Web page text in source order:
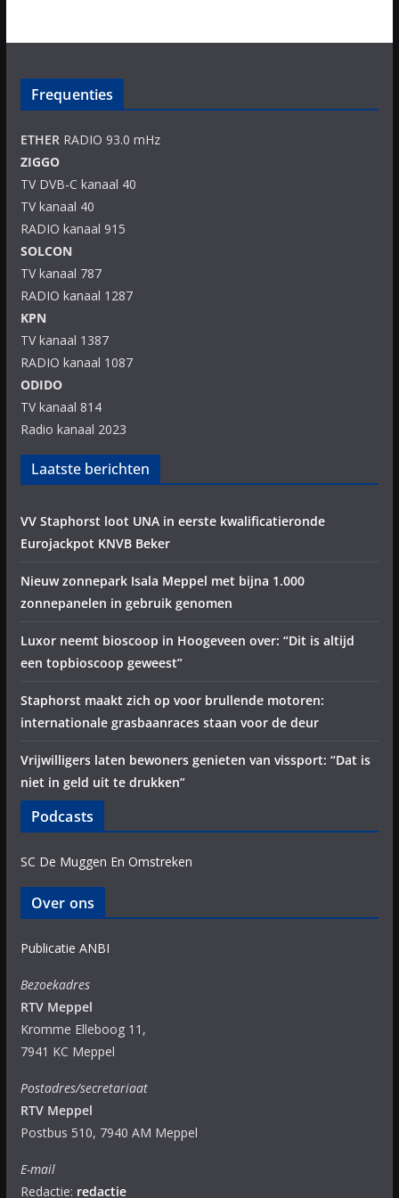
Frequenties
ETHERRADIO 93.0 mHz
ZIGGO
TV DVB-C kanaal 40
TV kanaal 40
RADIO kanaal 915
SOLCON
TV kanaal 787
RADIO kanaal 1287
KPN
TV kanaal 1387
RADIO kanaal 1087
ODIDO
TV kanaal 814
Radio kanaal 2023
Laatste berichten
VV Staphorst loot UNA in eerste kwalificatieronde
Eurojackpot KNVB Beker
Nieuw zonnepark Isala Meppel met bijna 1.000
zonnepanelen in gebruik genomen
Luxor neemt bioscoop in Hoogeveen over: “Dit is altijd
een topbioscoop geweest”
Staphorst maakt zich op voor brullende motoren:
internationale grasbaanraces staan voor de deur
Vrijwilligers laten bewoners genieten van vissport: “Dat is
niet in geld uit te drukken”
Podcasts
SC De Muggen En Omstreken
Over ons
Publicatie ANBI
Bezoekadres
RTV Meppel
Kromme Elleboog 11,
7941 KC Meppel
Postadres/secretariaat
RTV Meppel
Postbus 510, 7940 AM Meppel
E-mail
Redactie: redactie